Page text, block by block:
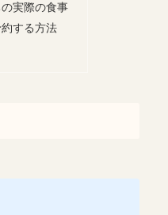
実際の食事
する方法